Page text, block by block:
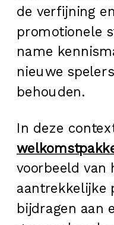
de verfijning
promotionele
name
nieuwe
behouden.
In deze
voorbeeld van
aantrekkelijke
bijdragen aan